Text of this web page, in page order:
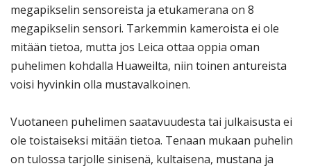
megapikselin sensoreista ja etukamerana on 8
megapikselin sensori. Tarkemmin kameroista ei ole
mitään tietoa, mutta jos Leica ottaa oppia oman
puhelimen kohdalla Huaweilta, niin toinen antureista
voisi hyvinkin olla mustavalkoinen.
Vuotaneen puhelimen saatavuudesta tai julkaisusta ei
ole toistaiseksi mitään tietoa. Tenaan mukaan puhelin
on tulossa tarjolle sinisenä, kultaisena, mustana ja